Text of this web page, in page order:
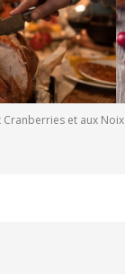
Cranberries et aux Noix